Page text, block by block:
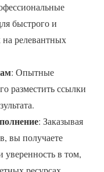
быстрого и
на релевантных
: Опытные
разместить ссылки
: Заказывая
вы получаете
уверенность в том,